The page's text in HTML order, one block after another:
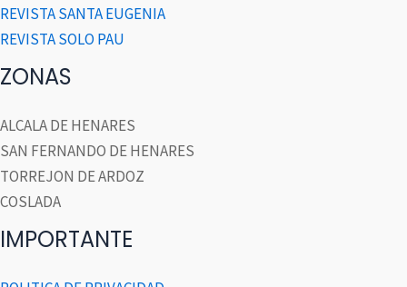
REVISTA SANTA EUGENIA
REVISTA SOLO PAU
ZONAS
ALCALA DE HENARES
SAN FERNANDO DE HENARES
TORREJON DE ARDOZ
COSLADA
IMPORTANTE